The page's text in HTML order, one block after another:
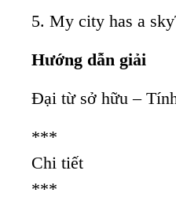
5. My city has a
Hướng dẫn giải
Đại từ sở hữu –
***
Chi tiết
***